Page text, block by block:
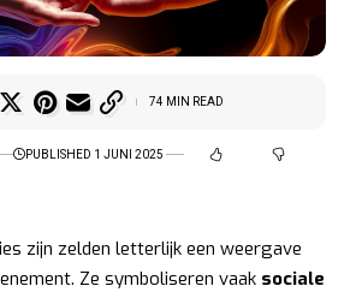
PUBLISHED 1 JUNI 2025
74 MIN READ
zijn zelden letterlijk een weergave
Ze symboliseren vaak sociale